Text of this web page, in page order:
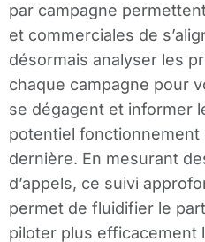
par campagne
et commerciales de
désormais analyser les
chaque campagne pour
se dégagent et informer
potentiel fonctionnement
dernière. En mesurant
d’appels, ce suivi
permet de fluidifier le
piloter plus efficacement